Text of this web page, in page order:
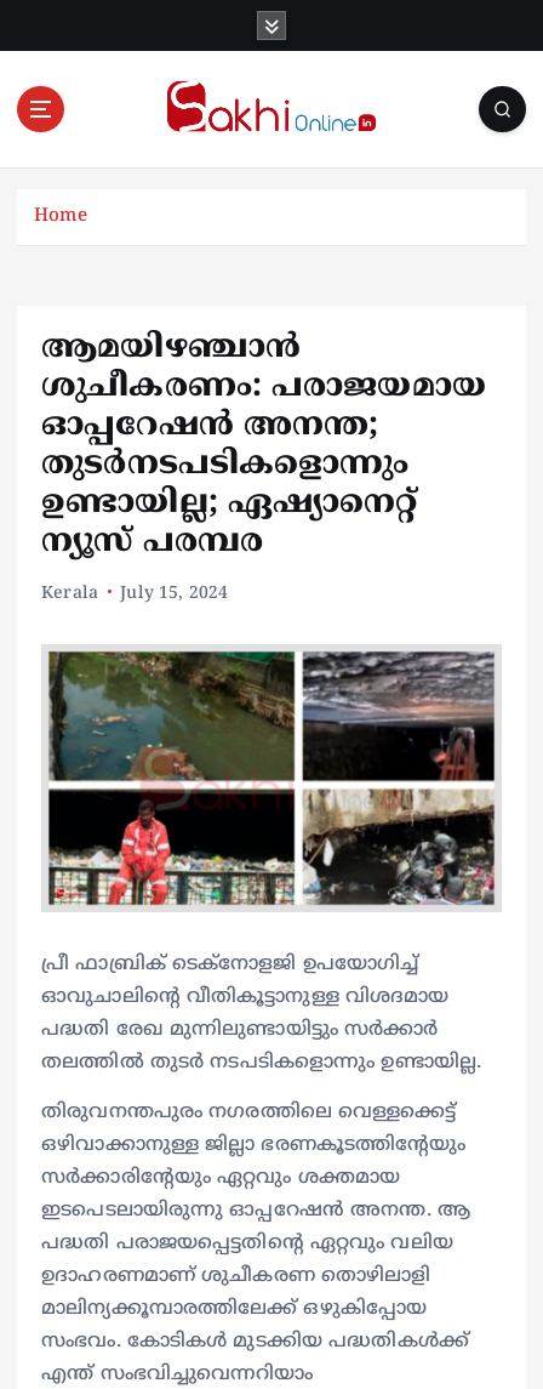
Online News Portal
Home
ആമയിഴഞ്ചാൻ
ശുചീകരണം: പരാജയമായ
ഓപ്പറേഷൻ അനന്ത;
തുടർനടപടികളൊന്നും
ഉണ്ടായില്ല; ഏഷ്യാനെറ്റ്
ന്യൂസ് പരമ്പര
Kerala July 15, 2024
പ്രീ ഫാബ്രിക് ടെക്നോളജി ഉപയോഗിച്ച്
ഓവുചാലിന്‍റെ വീതികൂട്ടാനുള്ള വിശദമായ
പദ്ധതി രേഖ മുന്നിലുണ്ടായിട്ടും സര്‍ക്കാര്‍
തലത്തിൽ തുടര്‍ നടപടികളൊന്നും ഉണ്ടായില്ല.
തിരുവനന്തപുരം നഗരത്തിലെ വെള്ളക്കെട്ട്
ഒഴിവാക്കാനുള്ള ജില്ലാ ഭരണകൂടത്തിന്റേയും
സർക്കാരിന്റേയും ഏറ്റവും ശക്തമായ
ഇടപെടലായിരുന്നു ഓപ്പറേഷൻ അനന്ത. ആ
പദ്ധതി പരാജയപ്പെട്ടതിന്‍റെ ഏറ്റവും വലിയ
ഉദാഹരണമാണ് ശുചീകരണ തൊഴിലാളി
മാലിന്യക്കൂമ്പാരത്തിലേക്ക് ഒഴുകിപ്പോയ
സംഭവം. കോടികള്‍ മുടക്കിയ പദ്ധതികള്‍ക്ക്
എന്ത് സംഭവിച്ചുവെന്നറിയാം